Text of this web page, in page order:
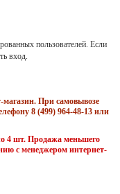
пользователей. Если
вход.
магазин. При самовывозе
8 (499) 964-48-13 или
4 шт. Продажа меньшего
с менеджером интернет-